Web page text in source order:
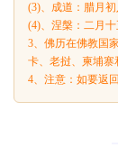
(3)、成道：腊月初
(4)、涅槃：二月十
3、佛历在佛教国
卡、老挝、柬埔寨
4、注意：如要返